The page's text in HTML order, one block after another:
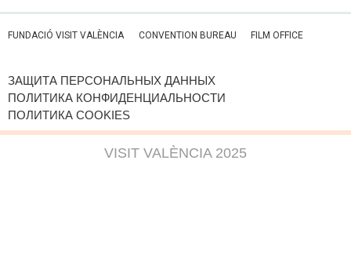
FUNDACIÓ VISIT VALÈNCIA CONVENTION BUREAU FILM OFFICE
ЗАЩИТА ПЕРСОНАЛЬНЫХ ДАННЫХ
ПОЛИТИКА КОНФИДЕНЦИАЛЬНОСТИ
ПОЛИТИКА COOKIES
VISIT VALÈNCIA 2025